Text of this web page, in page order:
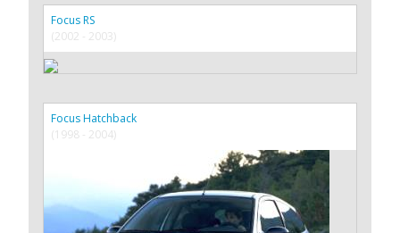
Focus RS
(2002 - 2003)
Focus Hatchback
(1998 - 2004)